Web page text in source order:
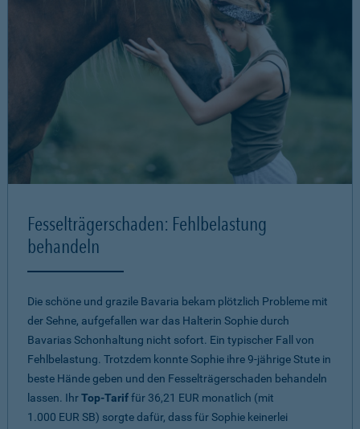
Fesselträgerschaden: Fehlbelastung
behandeln
Die schöne und grazile Bavaria bekam plötzlich Probleme mit
der Sehne, aufgefallen war das Halterin Sophie durch
Bavarias Schonhaltung nicht sofort. Ein typischer Fall von
Fehlbelastung. Trotzdem konnte Sophie ihre 9-jährige Stute in
beste Hände geben und den Fesselträgerschaden behandeln
lassen. IhrTop-Tariffür 36,21 EUR monatlich (mit
1.000 EUR SB) sorgte dafür, dass für Sophie keinerlei